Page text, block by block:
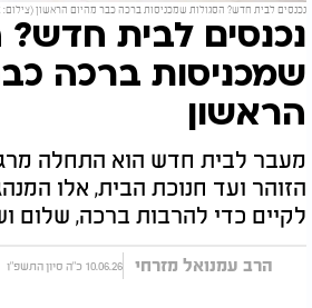
נכנסים לבית חדש? הסגולות שמכניסות ברכה כבר מהיום הראשון (צילום: Pixel-Shot/shutterstock)
נכנסים לבית חדש?
שמכניסות ברכה
הראשון
מעבר לבית חדש הוא התחלה
הזוהר ועד חנוכת הבית, אלו
לקיים כדי להרבות ברכה, שלום
הרב עמנואל מזרחי 10.06.26 כ"ה סיון התשפ"ו